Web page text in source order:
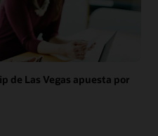
de Las Vegas apuesta por